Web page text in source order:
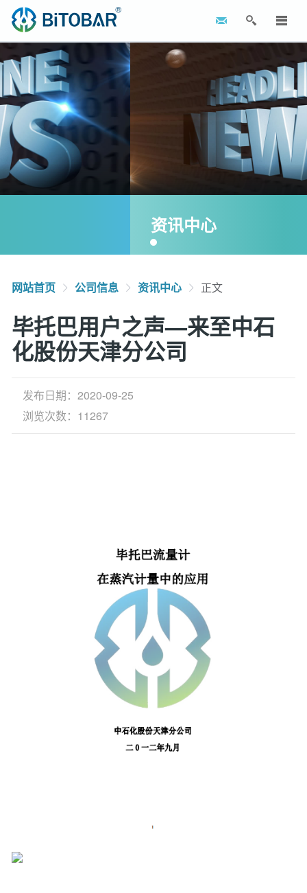
网站首页 公司信息 资讯中心 正文
毕托巴用户之声—来至中石
化股份天津分公司
发布日期：2020-09-25
浏览次数：11267